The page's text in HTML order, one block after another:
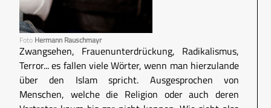
Foto Hermann Rauschmayr
Zwangsehen, Frauenunterdrückung, Radikalismus,
Terror... es fallen viele Wörter, wenn man hierzulande
über den Islam spricht. Ausgesprochen von
Menschen, welche die Religion oder auch deren